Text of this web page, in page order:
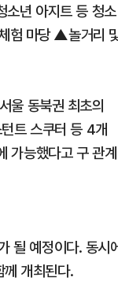
소년 아지트 등 청소
험 마당 ▲놀거리
울 동북권 최초의
트 스쿠터 등 4개
가능했다고 구 관계
될 예정이다. 동시
개최된다.